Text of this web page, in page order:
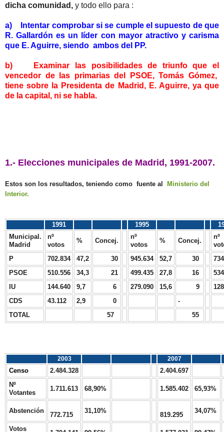
dicha comunidad, y todo ello para :
a) Intentar comprobar si se cumple el supuesto de que
R. Gallardón es un líder con mayor atractivo y carisma
que E. Aguirre, siendo ambos del PP.
b) Examinar las posibilidades de triunfo que el
vencedor de las primarias del PSOE, Tomás Gómez,
tiene sobre la Presidenta de Madrid, E. Aguirre, ya que
de la capital, ni se habla.
1.- Elecciones municipales de Madrid, 1991-2007.
Estos son los resultados, teniendo como fuente al
Ministerio del
Interior.
1991 1995
Municipal.
Madrid
nº
votos
% Concej.
nº
votos
% Concej.
nº
P
702.834 47,2 30 945.634 52,7 30
PSOE
510.556 34,3 21 499.435 27,8 16
IU
144.640 9,7 6 279.090 15,6 9
CDS
43.112 2,9 0
-
TOTAL
57 55
2003 2007
Censo 2.484.328
2.404.697
Nº
Votantes
1.711.613 68,90% 1.585.402 65,93%
Abstención
772.715
31,10%
819.295
34,07%
Votos